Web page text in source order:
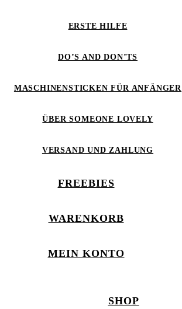
ERSTE HILFE
DO’S AND DON’TS
MASCHINENSTICKEN FÜR ANFÄNGER
ÜBER SOMEONE LOVELY
VERSAND UND ZAHLUNG
FREEBIES
WARENKORB
MEIN KONTO
SHOP